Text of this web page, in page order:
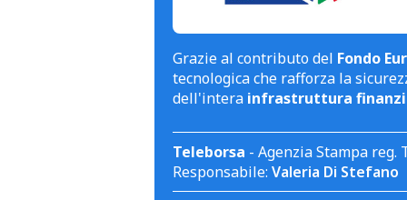
Grazie al contributo del Fondo
tecnologica che rafforza la
dell'intera infrastruttura
Teleborsa - Agenzia Stampa
Responsabile: Valeria Di Stefano